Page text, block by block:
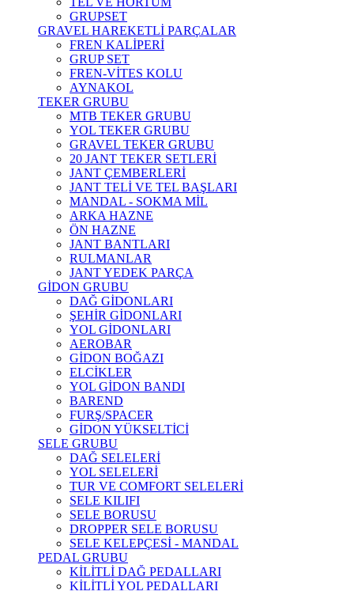
GRUPSET
GRAVEL HAREKETLİ PARÇALAR
FREN KALİPERİ
GRUP SET
FREN-VİTES KOLU
AYNAKOL
TEKER GRUBU
MTB TEKER GRUBU
YOL TEKER GRUBU
GRAVEL TEKER GRUBU
20 JANT TEKER SETLERİ
JANT ÇEMBERLERİ
JANT TELİ VE TEL BAŞLARI
MANDAL - SOKMA MİL
ARKA HAZNE
ÖN HAZNE
JANT BANTLARI
RULMANLAR
JANT YEDEK PARÇA
GİDON GRUBU
DAĞ GİDONLARI
ŞEHİR GİDONLARI
YOL GİDONLARI
AEROBAR
GİDON BOĞAZI
ELCİKLER
YOL GİDON BANDI
BAREND
FURŞ/SPACER
GİDON YÜKSELTİCİ
SELE GRUBU
DAĞ SELELERİ
YOL SELELERİ
TUR VE COMFORT SELELERİ
SELE KILIFI
SELE BORUSU
DROPPER SELE BORUSU
SELE KELEPÇESİ - MANDAL
PEDAL GRUBU
KİLİTLİ DAĞ PEDALLARI
KİLİTLİ YOL PEDALLARI